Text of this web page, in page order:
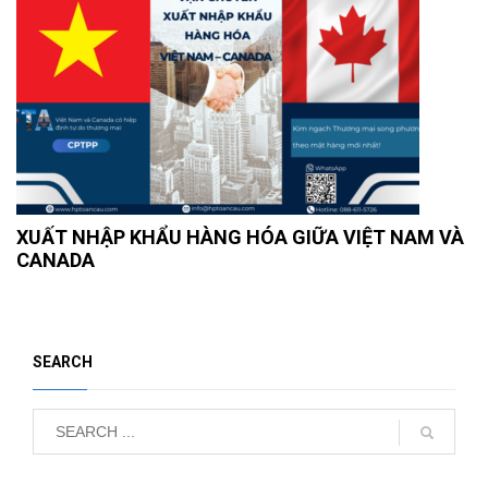
XUẤT NHẬP KHẨU HÀNG HÓA GIỮA VIỆT NAM VÀ
CANADA
SEARCH